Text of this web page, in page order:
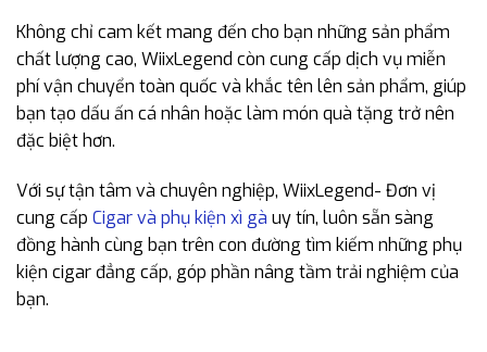
Không chỉ cam kết mang đến cho bạn những sản phẩm
chất lượng cao, WiixLegend còn cung cấp dịch vụ miễn
phí vận chuyển toàn quốc và khắc tên lên sản phẩm, giúp
bạn tạo dấu ấn cá nhân hoặc làm món quà tặng trở nên
đặc biệt hơn.
Với sự tận tâm và chuyên nghiệp, WiixLegend- Đơn vị
cung cấp Cigar và phụ kiện xì gà uy tín, luôn sẵn sàng
đồng hành cùng bạn trên con đường tìm kiếm những phụ
kiện cigar đẳng cấp, góp phần nâng tầm trải nghiệm của
bạn.